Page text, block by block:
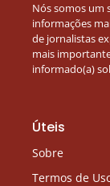
Nós somos um
informações
de jornalistas
mais
informado(a)
Úteis
Sobre
Termos de